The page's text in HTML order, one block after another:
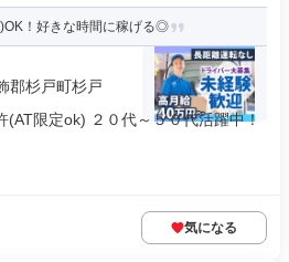
！好きな時間に稼げる◎
郡杉戸町杉戸
限定ok) ２０代～５０代活躍中！
気になる